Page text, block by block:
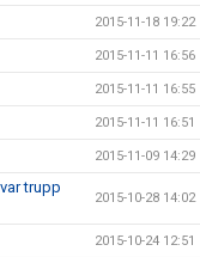
2015-11-18 19:22
2015-11-11 16:56
2015-11-11 16:55
2015-11-11 16:51
2015-11-09 14:29
trupp
2015-10-28 14:02
2015-10-24 12:51